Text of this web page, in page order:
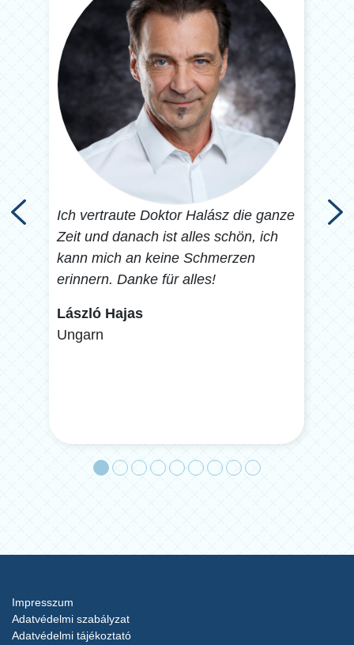
Ich vertraute Doktor Halász die ganze
Zeit und danach ist alles schön, ich
kann mich an keine Schmerzen
erinnern. Danke für alles!
László Hajas
Ungarn
Ich
Impresszum
Adatvédelmi szabályzat
Adatvédelmi tájékoztató